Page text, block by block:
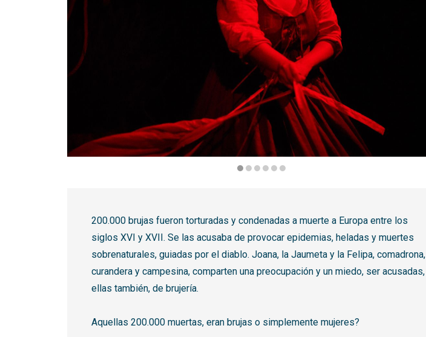
200.000 brujas fueron torturadas y condenadas a muerte a Europa entre los
siglos XVI y XVII. Se las acusaba de provocar epidemias, heladas y muertes
sobrenaturales, guiadas por el diablo. Joana, la Jaumeta y la Felipa, comadrona,
curandera y campesina, comparten una preocupación y un miedo, ser acusadas,
ellas también, de brujería.
Aquellas 200.000 muertas, eran brujas o simplemente mujeres?